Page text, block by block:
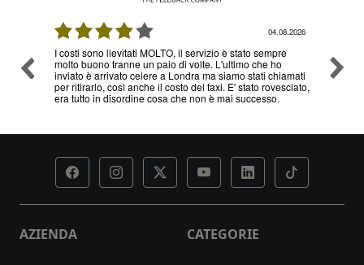
04.08.2026
I costi sono lievitati MOLTO, il servizio è stato sempre
molto buono tranne un paio di volte. L'ultimo che ho
inviato è arrivato celere a Londra ma siamo stati chiamati
per ritirarlo, così anche il costo del taxi. E' stato rovesciato,
era tutto in disordine cosa che non è mai successo.
AZIENDA CATEGORIE